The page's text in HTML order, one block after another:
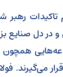
تاکیدات رهبر
و در دل صنایع
همچون
می‌گیرند.